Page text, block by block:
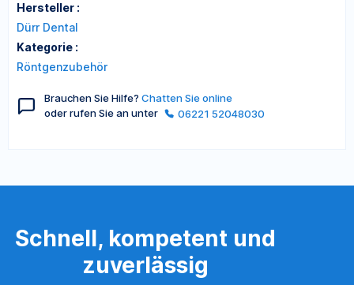
Hersteller :
Dürr Dental
Kategorie :
Röntgenzubehör
Brauchen Sie Hilfe? Chatten Sie online
oder rufen Sie an unter
06221 52048030
Schnell, kompetent und
zuverlässig